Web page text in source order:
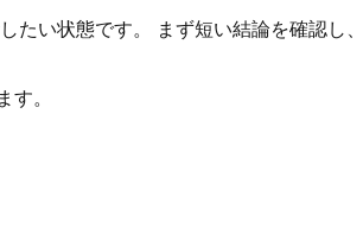
い状態です。 まず短い結論を確認し
す。